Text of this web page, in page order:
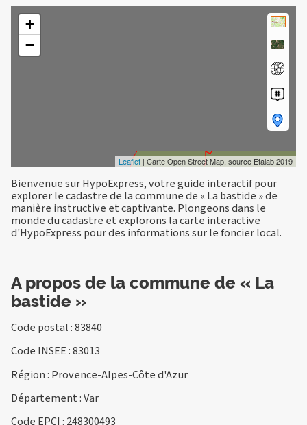
+
−
Leaflet | Carte Open Street Map, source Etalab 2019
Bienvenue sur HypoExpress, votre guide interactif pour
explorer le cadastre de la commune de « La bastide » de
manière instructive et captivante. Plongeons dans le
monde du cadastre et explorons la carte interactive
d'HypoExpress pour des informations sur le foncier local.
A propos de la commune de « La
bastide »
Code postal : 83840
Code INSEE : 83013
Région : Provence-Alpes-Côte d'Azur
Département : Var
Code EPCI : 248300493